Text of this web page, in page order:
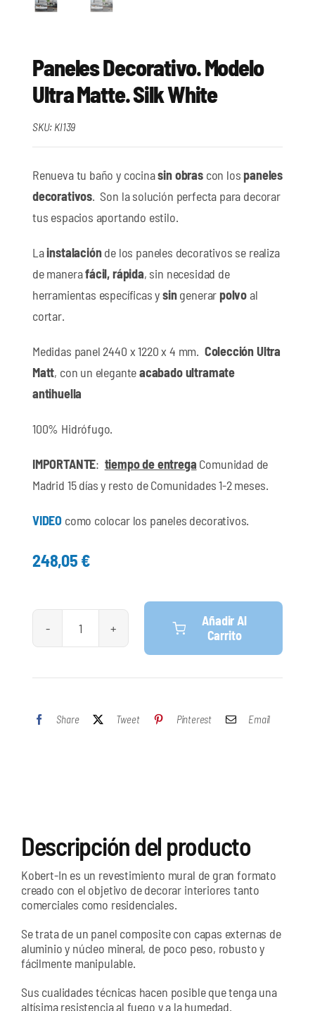
Paneles Decorativo. Modelo
Ultra Matte. Silk White
SKU: KI139
Renueva tu baño y cocinasin obrascon los paneles
decorativos. Son la solución perfecta para decorar
tus espacios aportando estilo.
Lainstalaciónde los paneles decorativos se realiza
de manerafácil, rápida, sin necesidad de
herramientas específicas ysingenerar polvoal
cortar.
Medidas panel 2440 x 1220 x 4 mm. Colección Ultra
Matt, con un eleganteacabado ultramate
antihuella
100% Hidrófugo.
IMPORTANTE: tiempo de entrega Comunidad de
Madrid 15 días y resto de Comunidades 1-2 meses.
VIDEO como colocar los paneles decorativos.
248,05 €
Paneles
Modelo
Matte.
Añadir Al
Carrito
Share Tweet Pinterest Email
Descripción del producto
Kobert-In es un revestimiento mural de gran formato
creado con el objetivo de decorar interiores tanto
comerciales como residenciales.
Se trata de un panel composite con capas externas de
aluminio y núcleo mineral, de poco peso, robusto y
fácilmente manipulable.
Sus cualidades técnicas hacen posible que tenga una
altísima resistencia al fuego y a la humedad.